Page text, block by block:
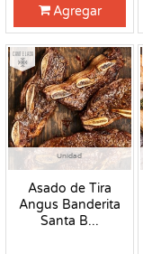
Agregar
Unidad
Asado de Tira
Angus Banderita
Santa B...
Congelado